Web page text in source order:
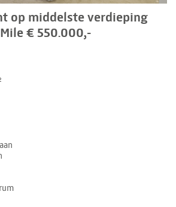
op middelste verdieping
€ 550.000,-